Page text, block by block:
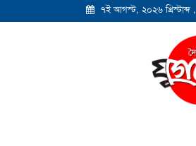
৭ই আগস্ট, ২০২৬ খ্রিস্টাব্দ ,